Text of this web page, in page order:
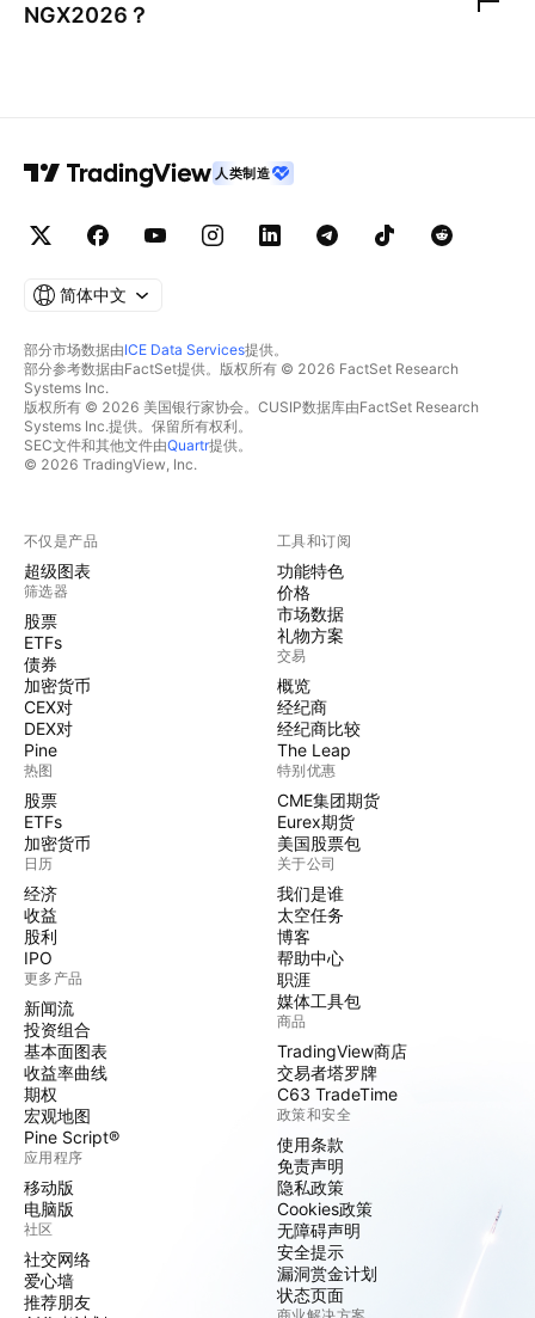
NGX2026 ？
人类制造
简体中文
部分市场数据由ICE Data Services提供。
部分参考数据由FactSet提供。版权所有 © 2026 FactSet Research
Systems Inc.
版权所有 © 2026 美国银行家协会。CUSIP数据库由FactSet Research
Systems Inc.提供。保留所有权利。
SEC文件和其他文件由Quartr提供。
© 2026 TradingView, Inc.
不仅是产品
超级图表
筛选器
股票
ETFs
债券
加密货币
CEX对
DEX对
Pine
热图
股票
ETFs
加密货币
日历
经济
收益
股利
IPO
更多产品
新闻流
投资组合
基本面图表
收益率曲线
期权
宏观地图
Pine Script®
应用程序
移动版
电脑版
社区
社交网络
爱心墙
推荐朋友
工具和订阅
功能特色
价格
市场数据
礼物方案
交易
概览
经纪商
经纪商比较
The Leap
特别优惠
CME集团期货
Eurex期货
美国股票包
关于公司
我们是谁
太空任务
博客
帮助中心
职涯
媒体工具包
商品
TradingView商店
交易者塔罗牌
C63 TradeTime
政策和安全
使用条款
免责声明
隐私政策
Cookies政策
无障碍声明
安全提示
漏洞赏金计划
状态页面